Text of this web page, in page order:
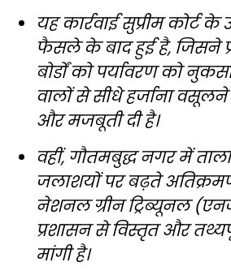
यह कार्रवाई सुप्रीम कोर्ट के
फैसले के बाद हुई है, जिसने
बोर्डों को पर्यावरण को
वालों से सीधे हर्जाना
और मजबूती दी है।
वहीं, गौतमबुद्ध नगर में
जलाशयों पर बढ़ते
नेशनल ग्रीन ट्रिब्यूनल
प्रशासन से विस्तृत और
मांगी है।